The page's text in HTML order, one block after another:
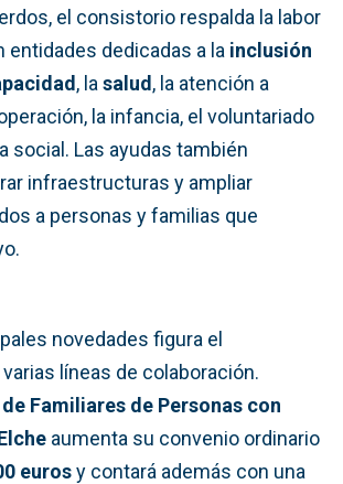
el consistorio respalda la labor
entidades dedicadas a la inclusión
, la salud, la atención a
la infancia, el voluntariado
social. Las ayudas también
infraestructuras y ampliar
a personas y familias que
novedades figura el
líneas de colaboración.
Familiares de Personas con
aumenta su convenio ordinario
eurosy contará además con una